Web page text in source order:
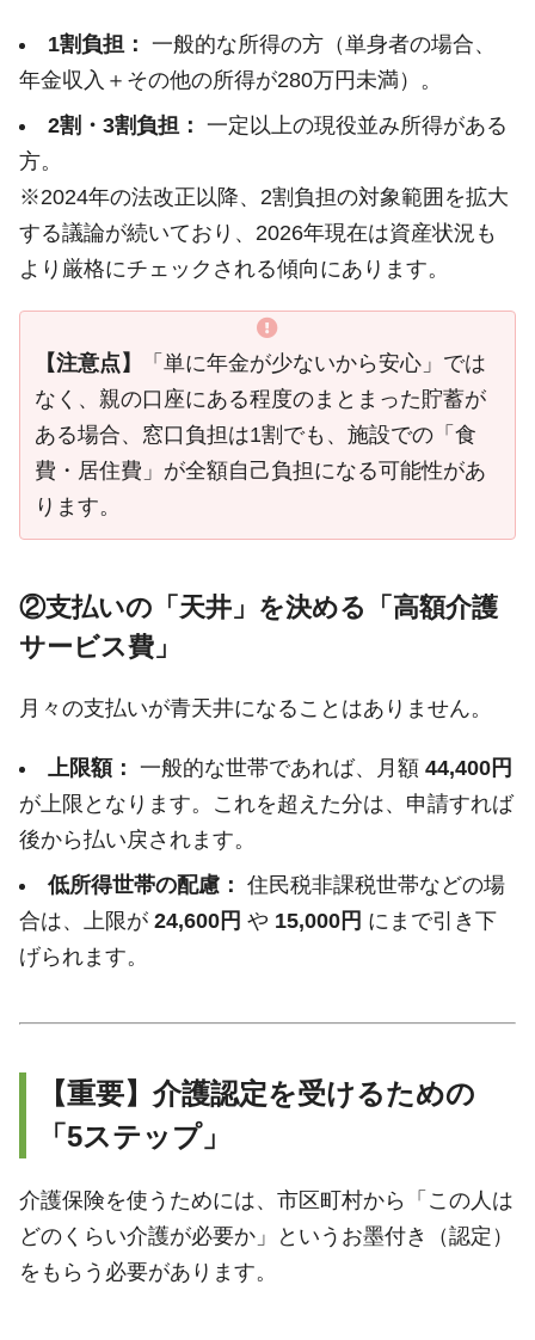
1割負担： 一般的な所得の方（単身者の場合、
年金収入＋その他の所得が280万円未満）。
2割・3割負担： 一定以上の現役並み所得がある
方。
※2024年の法改正以降、2割負担の対象範囲を拡大
する議論が続いており、2026年現在は資産状況も
より厳格にチェックされる傾向にあります。
【注意点】
「単に年金が少ないから安心」では
なく、親の口座にある程度のまとまった貯蓄が
ある場合、窓口負担は1割でも、施設での「食
費・居住費」が全額自己負担になる可能性があ
ります。
②支払いの「天井」を決める「高額介護
サービス費」
月々の支払いが青天井になることはありません。
上限額： 一般的な世帯であれば、月額 44,400円
が上限となります。これを超えた分は、申請すれば
後から払い戻されます。
低所得世帯の配慮： 住民税非課税世帯などの場
合は、上限が 24,600円 や 15,000円 にまで引き下
げられます。
【重要】介護認定を受けるための
「5ステップ」
介護保険を使うためには、市区町村から「この人は
どのくらい介護が必要か」というお墨付き（認定）
をもらう必要があります。